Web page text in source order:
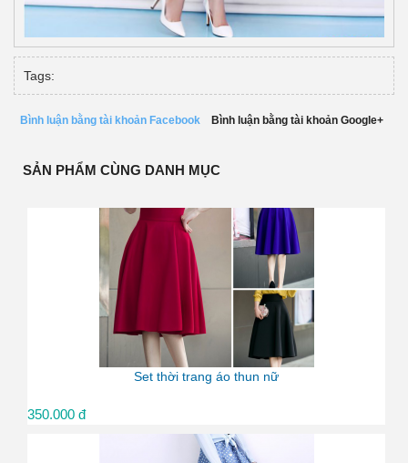
Tags:
Bình luận bằng tài khoản Facebook Bình luận bằng tài khoản Google+
SẢN PHẨM CÙNG DANH MỤC
Set thời trang áo thun nữ
350.000 đ